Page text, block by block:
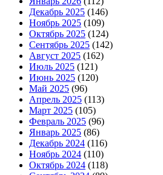
Декабрь 2025 (146)
Ноябрь 2025 (109)
Октябрь 2025 (124)
Сентябрь 2025 (142)
Август 2025 (162)
Июль 2025 (121)
Июнь 2025 (120)
Май 2025 (96)
Апрель 2025 (113)
Март 2025 (105)
Февраль 2025 (96)
Январь 2025 (86)
Декабрь 2024 (116)
Ноябрь 2024 (110)
Октябрь 2024 (118)